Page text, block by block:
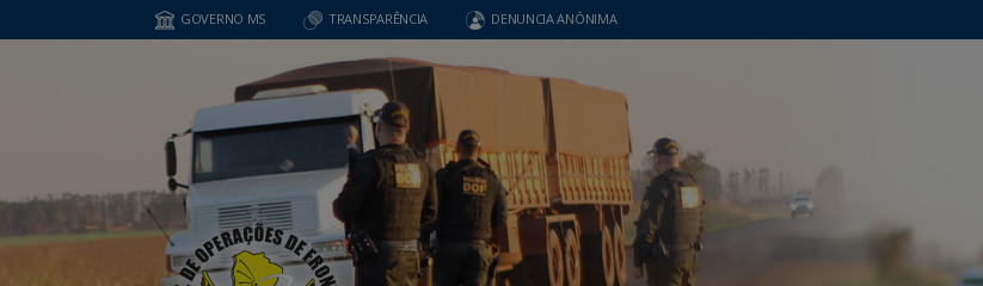
GOVERNO MS TRANSPARÊNCIA DENUNCIA ANÔNIMA